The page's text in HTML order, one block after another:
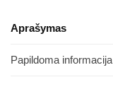
Aprašymas
Papildoma informacija